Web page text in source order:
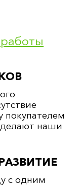
(мм)
покупателем
наши
с одним